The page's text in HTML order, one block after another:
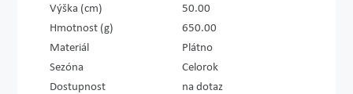
Výška (cm)
50.00
Hmotnost (g)
650.00
Materiál
Plátno
Sezóna
Celorok
Dostupnost
na dotaz